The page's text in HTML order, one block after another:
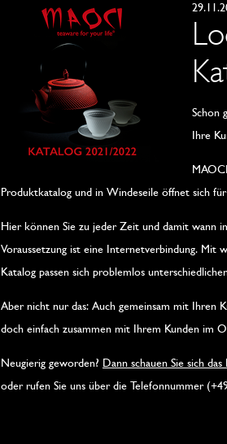
Schon
Ihre
Produktkatalog und in Windeseile öffnet sich
Hier können Sie zu jeder Zeit und damit wann
Voraussetzung ist eine Internetverbindung. Mit
Katalog passen sich problemlos
Aber nicht nur das: Auch gemeinsam mit Ihren
doch einfach zusammen mit Ihrem Kunden im
Neugierig geworden? Dann schauen Sie sich
oder rufen Sie uns über die Telefonnummer